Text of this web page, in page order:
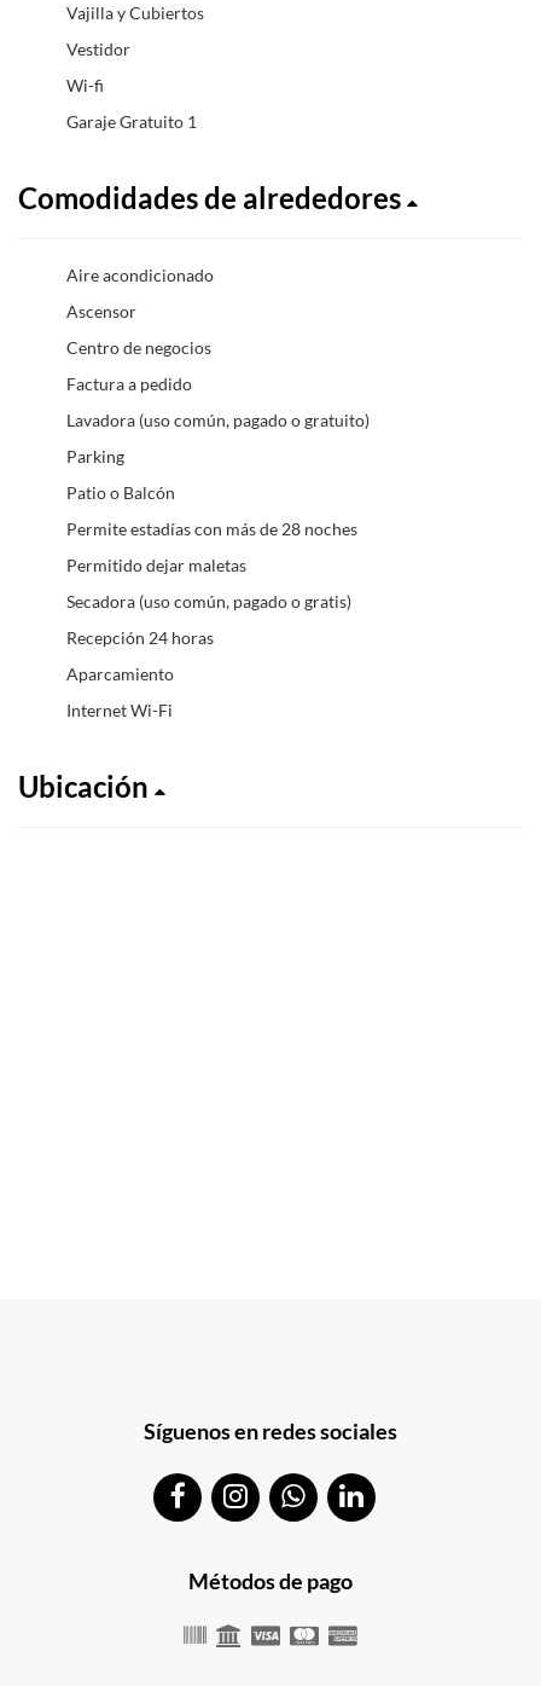
Vajilla y Cubiertos
Vestidor
Wi-fi
Garaje Gratuito 1
Comodidades de alrededores
Aire acondicionado
Ascensor
Centro de negocios
Factura a pedido
Lavadora (uso común, pagado o gratuito)
Parking
Patio o Balcón
Permite estadías con más de 28 noches
Permitido dejar maletas
Secadora (uso común, pagado o gratis)
Recepción 24 horas
Aparcamiento
Internet Wi-Fi
Ubicación
Síguenos en redes sociales
Métodos de pago